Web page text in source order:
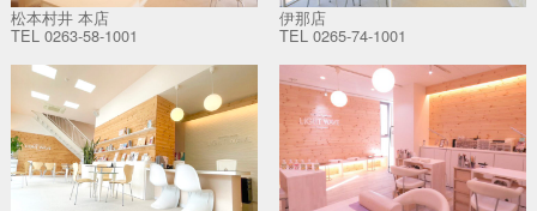
松本村井 本店
TEL 0263-58-1001
伊那店
TEL 0265-74-1001